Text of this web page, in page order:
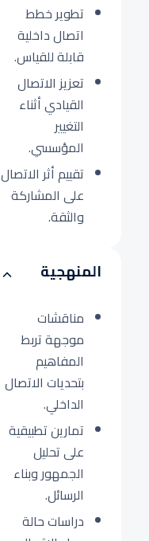
تطوير خطط
اتصال داخلية
قابلة للقياس.
تعزيز الاتصال
القيادي أثناء
التغيير
المؤسسي.
تقييم أثر الاتصال
على المشاركة
والثقة.
المنهجية
مناقشات
موجهة تربط
المفاهيم
بتحديات الاتصال
الداخلي.
تمارين تطبيقية
على تحليل
الجمهور وبناء
الرسائل.
دراسات حالة